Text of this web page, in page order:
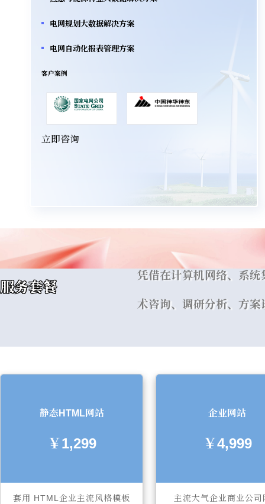
电网规划大数据解决方案
电网自动化报表管理方案
客户案例
立即咨询
服务套餐
凭借在计算机网络、系
术咨询、调研分析、方
静态HTML网站
￥1,299
套用 HTML企业主流风格模板
企业网站
￥4,999
主流大气企业商业公司